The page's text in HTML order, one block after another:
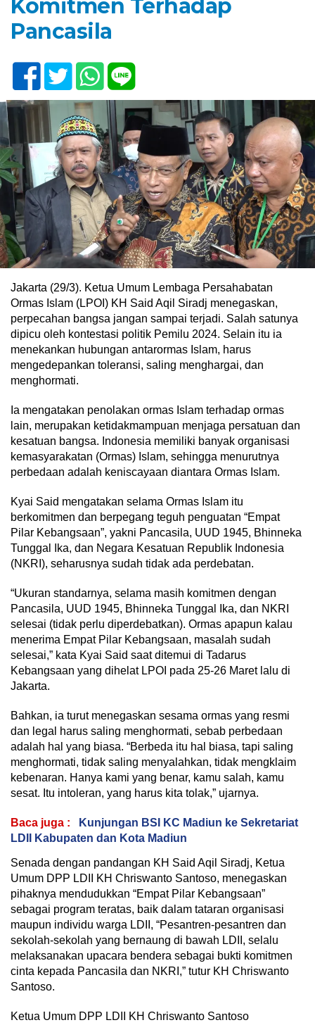
Komitmen Terhadap
Pancasila
Jakarta (29/3). Ketua Umum Lembaga Persahabatan
Ormas Islam (LPOI) KH Said Aqil Siradj menegaskan,
perpecahan bangsa jangan sampai terjadi. Salah satunya
dipicu oleh kontestasi politik Pemilu 2024. Selain itu ia
menekankan hubungan antarormas Islam, harus
mengedepankan toleransi, saling menghargai, dan
menghormati.
Ia mengatakan penolakan ormas Islam terhadap ormas
lain, merupakan ketidakmampuan menjaga persatuan dan
kesatuan bangsa. Indonesia memiliki banyak organisasi
kemasyarakatan (Ormas) Islam, sehingga menurutnya
perbedaan adalah keniscayaan diantara Ormas Islam.
Kyai Said mengatakan selama Ormas Islam itu
berkomitmen dan berpegang teguh penguatan “Empat
Pilar Kebangsaan”, yakni Pancasila, UUD 1945, Bhinneka
Tunggal Ika, dan Negara Kesatuan Republik Indonesia
(NKRI), seharusnya sudah tidak ada perdebatan.
“Ukuran standarnya, selama masih komitmen dengan
Pancasila, UUD 1945, Bhinneka Tunggal Ika, dan NKRI
selesai (tidak perlu diperdebatkan). Ormas apapun kalau
menerima Empat Pilar Kebangsaan, masalah sudah
selesai,” kata Kyai Said saat ditemui di Tadarus
Kebangsaan yang dihelat LPOI pada 25-26 Maret lalu di
Jakarta.
Bahkan, ia turut menegaskan sesama ormas yang resmi
dan legal harus saling menghormati, sebab perbedaan
adalah hal yang biasa. “Berbeda itu hal biasa, tapi saling
menghormati, tidak saling menyalahkan, tidak mengklaim
kebenaran. Hanya kami yang benar, kamu salah, kamu
sesat. Itu intoleran, yang harus kita tolak,” ujarnya.
Baca juga :
Kunjungan BSI KC Madiun ke Sekretariat
LDII Kabupaten dan Kota Madiun
Senada dengan pandangan KH Said Aqil Siradj, Ketua
Umum DPP LDII KH Chriswanto Santoso, menegaskan
pihaknya mendudukkan “Empat Pilar Kebangsaan”
sebagai program teratas, baik dalam tataran organisasi
maupun individu warga LDII, “Pesantren-pesantren dan
sekolah-sekolah yang bernaung di bawah LDII, selalu
melaksanakan upacara bendera sebagai bukti komitmen
cinta kepada Pancasila dan NKRI,” tutur KH Chriswanto
Santoso.
Ketua Umum DPP LDII KH Chriswanto Santoso